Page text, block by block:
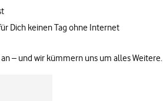
Dich keinen Tag ohne Internet
– und wir kümmern uns um alles Weitere.